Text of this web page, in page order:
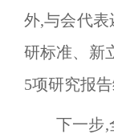
外,与会代
研标准、新
5项研究报告
下一步,